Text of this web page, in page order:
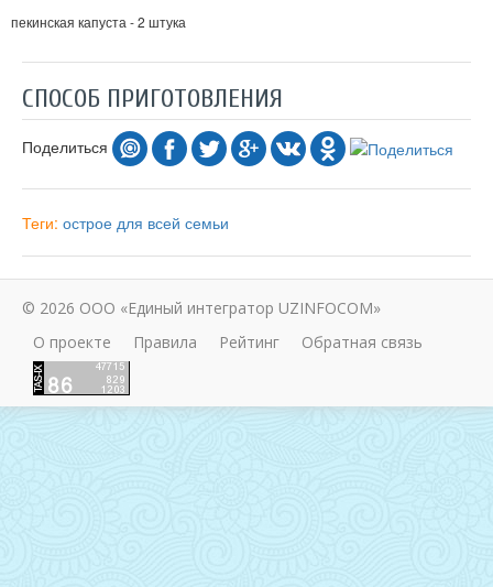
пекинская капуста - 2 штука
СПОСОБ ПРИГОТОВЛЕНИЯ
Поделиться
Теги: острое для всей семьи
© 2026 ООО «Единый интегратор UZINFOCOM»
О проекте
Правила Рейтинг Обратная связь